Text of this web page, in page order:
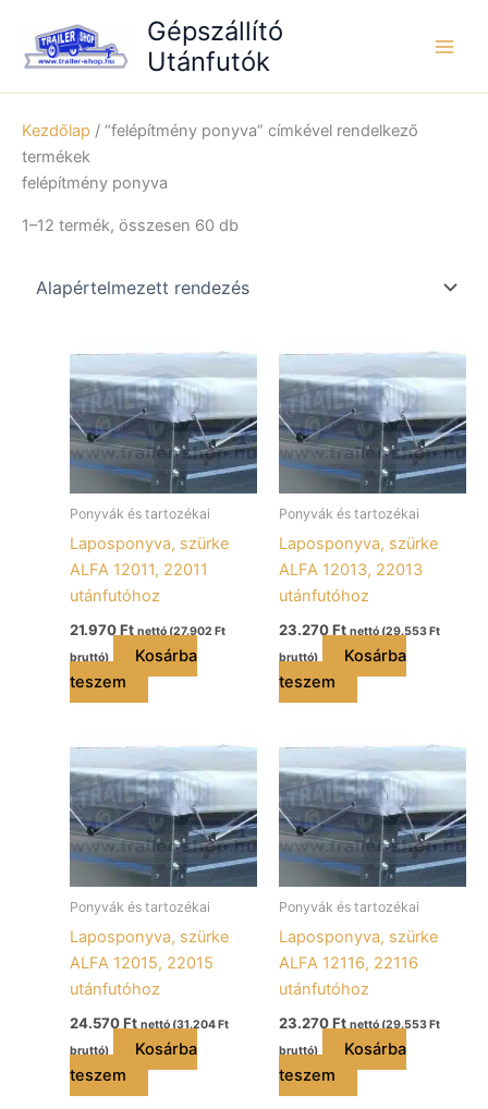
content
Gépszállító
Utánfutók
Kezdőlap / “felépítmény ponyva” címkével rendelkező
termékek
felépítmény ponyva
1–12 termék, összesen 60 db
Ponyvák és tartozékai
Laposponyva, szürke
ALFA 12011, 22011
utánfutóhoz
21.970Ft nettó (27.902 Ft
bruttó)
Kosárba
teszem
Ponyvák és tartozékai
Laposponyva, szürke
ALFA 12013, 22013
utánfutóhoz
23.270Ft nettó (29.553Ft
bruttó)
Kosárba
teszem
Ponyvák és tartozékai
Laposponyva, szürke
ALFA 12015, 22015
utánfutóhoz
24.570Ft nettó (31.204Ft
bruttó)
Kosárba
teszem
Ponyvák és tartozékai
Laposponyva, szürke
ALFA 12116, 22116
utánfutóhoz
23.270Ft nettó (29.553Ft
bruttó)
Kosárba
teszem